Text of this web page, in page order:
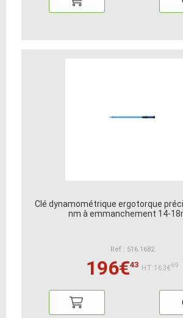
Clé dynamométrique ergotorque
nm à emmanchement 14-
Ref : 516.1682
196€43 HT:163€69